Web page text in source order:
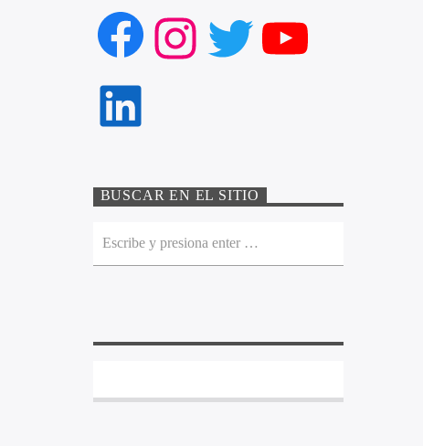
Facebook
Instagram
TwitterYouTube
LinkedIn
BUSCAR EN EL SITIO